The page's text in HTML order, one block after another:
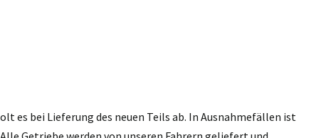
es bei Lieferung des neuen Teils ab. In Ausnahmefällen ist